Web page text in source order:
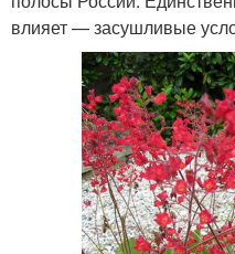
влияет — засушливые